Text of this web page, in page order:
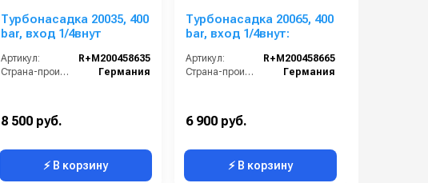
Турбонасадка 20035, 400
bar, вход 1/4внут
Артикул:
R+M200458635
Страна-производитель:
Германия
8 500 руб.
⚡ В корзину
Турбонасадка 20065, 400
bar, вход 1/4внут:
Артикул:
R+M200458665
Страна-производитель:
Германия
6 900 руб.
⚡ В корзину